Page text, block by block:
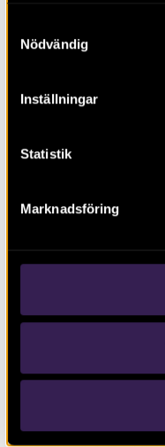
Nödvändig
Inställningar
Statistik
Marknadsföring
Olivehult